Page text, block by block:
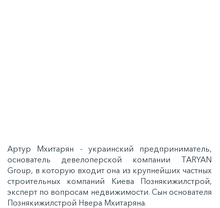
Артур Мхитарян - украинский предприниматель,
основатель девелоперской компании TARYAN
Group, в которую входит она из крупнейших частных
строительных компаний Киева Познякижилстрой,
эксперт по вопросам недвижимости. Сын основателя
Познякижилстрой Нвера Мхитаряна.